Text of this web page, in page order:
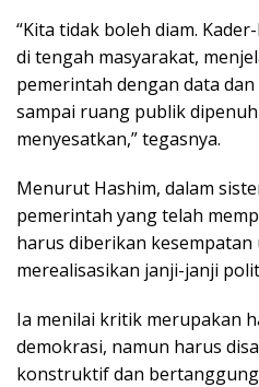
“Kita tidak boleh diam.
di tengah masyarakat,
pemerintah dengan data
sampai ruang publik
menyesatkan,” tegasnya.
Menurut Hashim, dalam
pemerintah yang telah
harus diberikan
merealisasikan janji-janji
Ia menilai kritik merupakan
demokrasi, namun harus
konstruktif dan bertanggung